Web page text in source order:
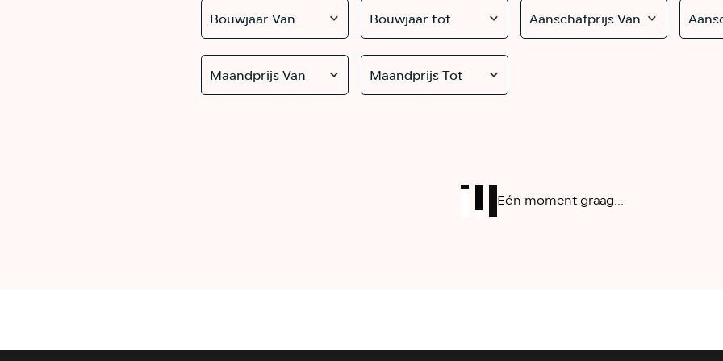
Bouwjaar Van Bouwjaar tot Aanschafprijs Van
Maandprijs Van Maandprijs Tot
Eén moment graag...